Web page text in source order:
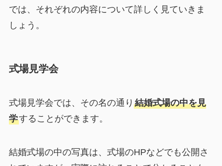
では、それぞれの内容について詳しく見ていきま
しょう。
式場見学会
式場見学会では、その名の通り 結婚式場の中を見
学することができます。
結婚式場の中の写真は、式場のHPなどでも公開さ